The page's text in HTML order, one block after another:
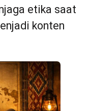
etika saat
konten